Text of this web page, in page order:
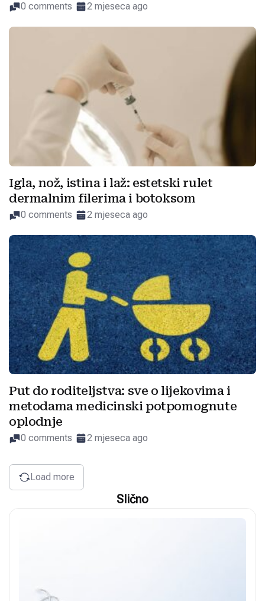
0 comments 2 mjeseca ago
Igla, nož, istina i laž: estetski rulet
dermalnim filerima i botoksom
0 comments 2 mjeseca ago
Put do roditeljstva: sve o lijekovima i
metodama medicinski potpomognute
oplodnje
0 comments 2 mjeseca ago
Load more
Slično